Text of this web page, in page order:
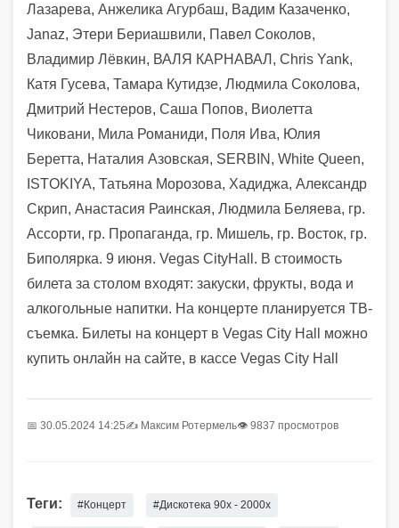
Лазарева, Анжелика Агурбаш, Вадим Казаченко,
Janaz, Этери Бериашвили, Павел Соколов,
Владимир Лёвкин, ВАЛЯ КАРНАВАЛ, Chris Yank,
Катя Гусева, Тамара Кутидзе, Людмила Соколова,
Дмитрий Нестеров, Саша Попов, Виолетта
Чиковани, Мила Романиди, Поля Ива, Юлия
Беретта, Наталия Азовская, SERBIN, White Queen,
ISTOKIYA, Татьяна Морозова, Хадиджа, Александр
Скрип, Анастасия Раинская, Людмила Беляева, гр.
Ассорти, гр. Пропаганда, гр. Мишель, гр. Восток, гр.
Биполярка. 9 июня. Vegas CityHall. В стоимость
билета за столом входят: закуски, фрукты, вода и
алкогольные напитки. На концерте планируется ТВ-
съемка. Билеты на концерт в Vegas City Hall можно
купить онлайн на сайте, в кассе Vegas City Hall
📅 30.05.2024 14:25✍️ Максим Ротермель👁 9837 просмотров
Теги: #Концерт #Дискотека 90х - 2000х